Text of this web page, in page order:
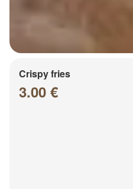
Crispy fries
3.00 €